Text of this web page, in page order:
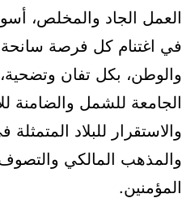
العمل الجاد والمخلص،
في اغتنام كل فرصة سانحة
والوطن، بكل تفان وتضحية،
الجامعة للشمل والضامنة
والاستقرار للبلاد
والمذهب المالكي
المؤمنين.